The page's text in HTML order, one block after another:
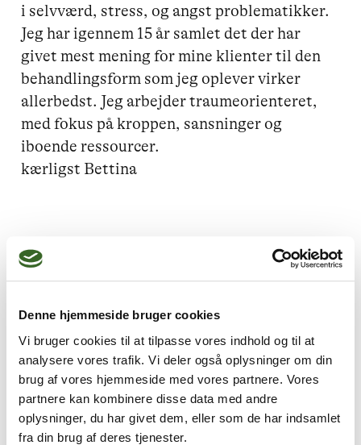
Denne hjemmeside bruger cookies
Vi bruger cookies til at tilpasse vores indhold og til at
analysere vores trafik. Vi deler også oplysninger om din
brug af vores hjemmeside med vores partnere. Vores
partnere kan kombinere disse data med andre
oplysninger, du har givet dem, eller som de har indsamlet
fra din brug af deres tjenester.
i selvværd, stress, og angst problematikker.
Jeg har igennem 15 år samlet det der har
givet mest mening for mine klienter til den
behandlingsform som jeg oplever virker
allerbedst. Jeg arbejder traumeorienteret,
med fokus på kroppen, sansninger og
iboende ressourcer.
kærligst Bettina
Jeg kan hjælpe dig med
Angst, Lavt selvværd, Stress,
PTSD, Spiseforstyrrelser
Jeg praktiserer følgende